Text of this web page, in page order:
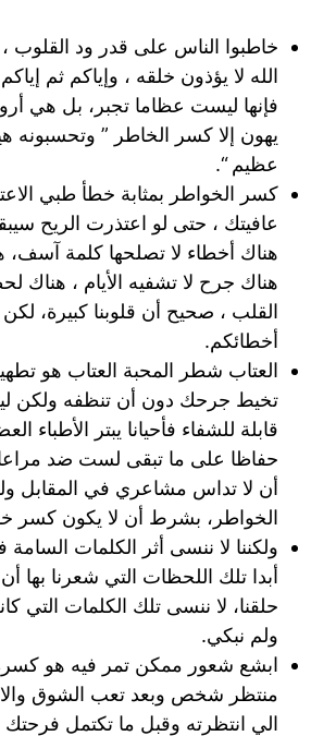
خاطبوا الناس على قدر ود القلوب
الله لا يؤذون خلقه ، وإياكم ثم
فإنها ليست عظاما تجبر، بل هي
يهون إلا كسر الخاطر ” وتحسبونه
عظيم “.
كسر الخواطر بمثابة خطأ طبي
عافيتك ، حتى لو اعتذرت الريح
هناك أخطاء لا تصلحها كلمة آسف،
هناك جرح لا تشفيه الأيام ، هناك
القلب ، صحيح أن قلوبنا كبيرة، لكن
أخطائكم.
العتاب شطر المحبة العتاب هو
تخيط جرحك دون أن تنظفه ولكن
قابلة للشفاء فأحيانا يبتر الأطباء
حفاظا على ما تبقى لست ضد
أن لا تداس مشاعري في المقابل
الخواطر، بشرط أن لا يكون كسر
ولكننا لا ننسى أثر الكلمات السامة
أبدا تلك اللحظات التي شعرنا بها
حلقنا، لا ننسى تلك الكلمات التي
ولم نبكي.
ابشع شعور ممكن تمر فيه هو
منتظر شخص وبعد تعب الشوق
الي انتظرته وقبل ما تكتمل